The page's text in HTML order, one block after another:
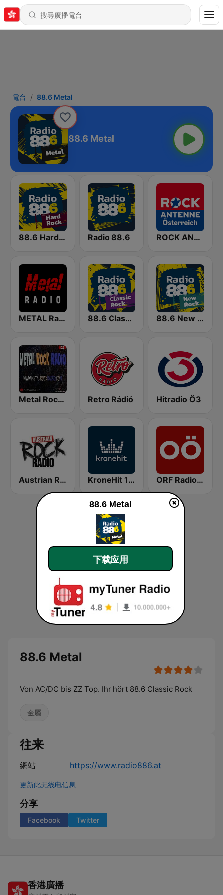
電台 88.6 Metal
88.6 Metal
88.6 Hard Rock Radio 88.6 ROCK ANTENNE Österreich
METAL Radio 88.6 Classic Rock 88.6 New Rock
Metal Rock Radio Retro Rádió Hitradio Ö3
Austrian Rock Radio KroneHit 105.8 ORF Radio Oberösterreich
88.6 Metal
Von AC/DC bis ZZ Top. Ihr hört 88.6 Classic Rock
金屬
往来
網站 https://www.radio886.at
更新此无线电信息
分享
Facebook Twitter
香港廣播
88.6 Metal
下载应用